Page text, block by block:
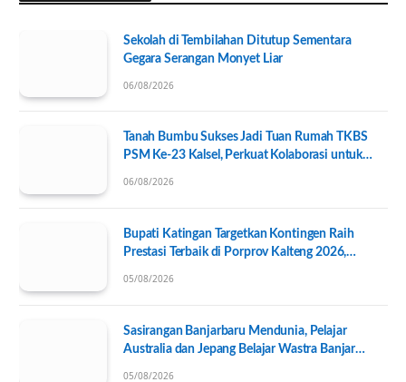
Sekolah di Tembilahan Ditutup Sementara
Gegara Serangan Monyet Liar
06/08/2026
Tanah Bumbu Sukses Jadi Tuan Rumah TKBS
PSM Ke-23 Kalsel, Perkuat Kolaborasi untuk
06/08/2026
Bupati Katingan Targetkan Kontingen Raih
Prestasi Terbaik di Porprov Kalteng 2026,
05/08/2026
Sasirangan Banjarbaru Mendunia, Pelajar
Australia dan Jepang Belajar Wastra Banjar
05/08/2026